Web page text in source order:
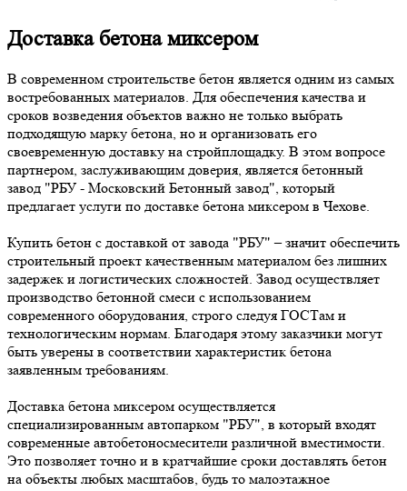
Доставка бетона миксером
В современном строительстве бетон является одним из самых
востребованных материалов. Для обеспечения качества и
сроков возведения объектов важно не только выбрать
подходящую марку бетона, но и организовать его
своевременную доставку на стройплощадку. В этом вопросе
партнером, заслуживающим доверия, является бетонный
завод "РБУ - Московский Бетонный завод", который
предлагает услуги по доставке бетона миксером в Чехове.
Купить бетон с доставкой от завода "РБУ" – значит обеспечить
строительный проект качественным материалом без лишних
задержек и логистических сложностей. Завод осуществляет
производство бетонной смеси с использованием
современного оборудования, строго следуя ГОСТам и
технологическим нормам. Благодаря этому заказчики могут
быть уверены в соответствии характеристик бетона
заявленным требованиям.
Доставка бетона миксером осуществляется
специализированным автопарком "РБУ", в который входят
современные автобетоносмесители различной вместимости.
Это позволяет точно и в кратчайшие сроки доставлять бетон
на объекты любых масштабов, будь то малоэтажное